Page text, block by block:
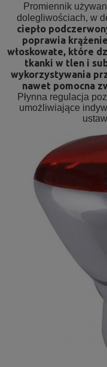
Promiennik
dolegliwościach, w
ciepło
poprawia
włoskowate, które
tkanki w tlen i
wykorzystywania
nawet pomocna
Płynna regulacja
umożliwiające